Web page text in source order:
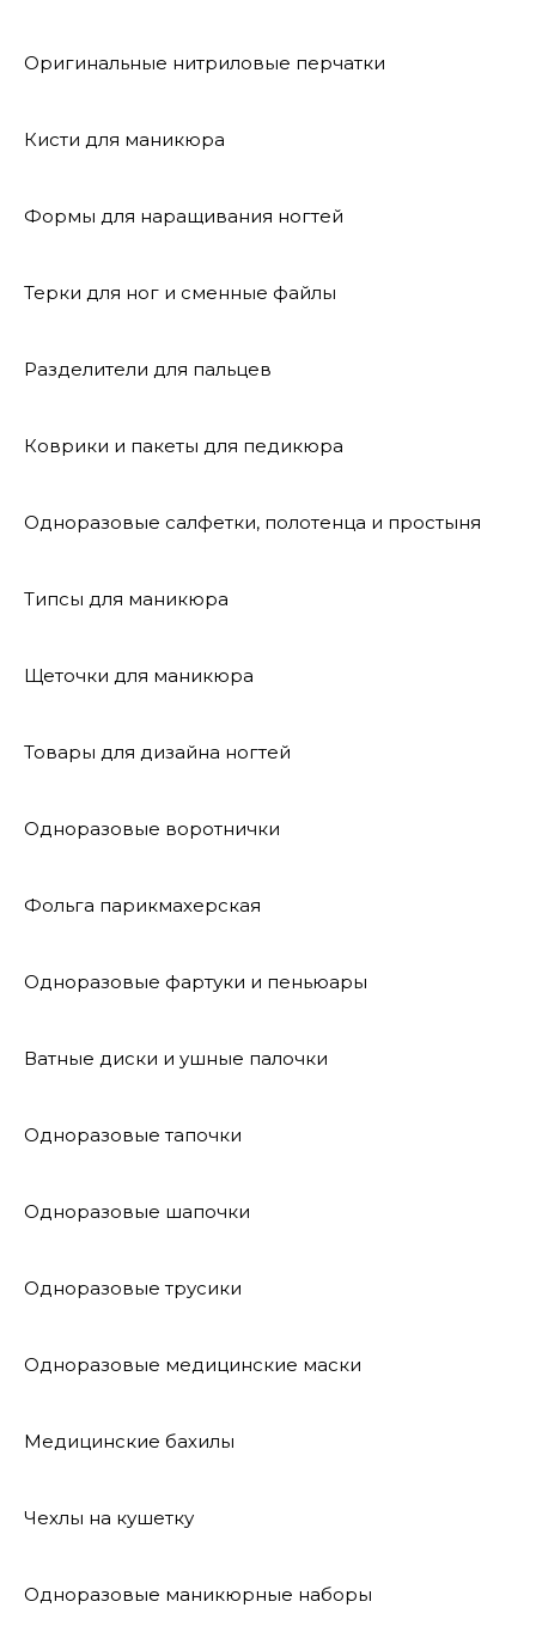
Оригинальные нитриловые перчатки
Кисти для маникюра
Формы для наращивания ногтей
Терки для ног и сменные файлы
Разделители для пальцев
Коврики и пакеты для педикюра
Одноразовые салфетки, полотенца и простыня
Типсы для маникюра
Щеточки для маникюра
Товары для дизайна ногтей
Одноразовые воротнички
Фольга парикмахерская
Одноразовые фартуки и пеньюары
Ватные диски и ушные палочки
Одноразовые тапочки
Одноразовые шапочки
Одноразовые трусики
Одноразовые медицинские маски
Медицинские бахилы
Чехлы на кушетку
Одноразовые маникюрные наборы